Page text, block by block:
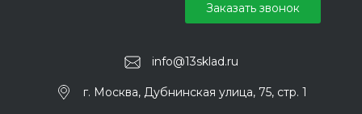
info@13sklad.ru
г. Москва, Дубнинская улица, 75, стр. 1
Заказать звонок